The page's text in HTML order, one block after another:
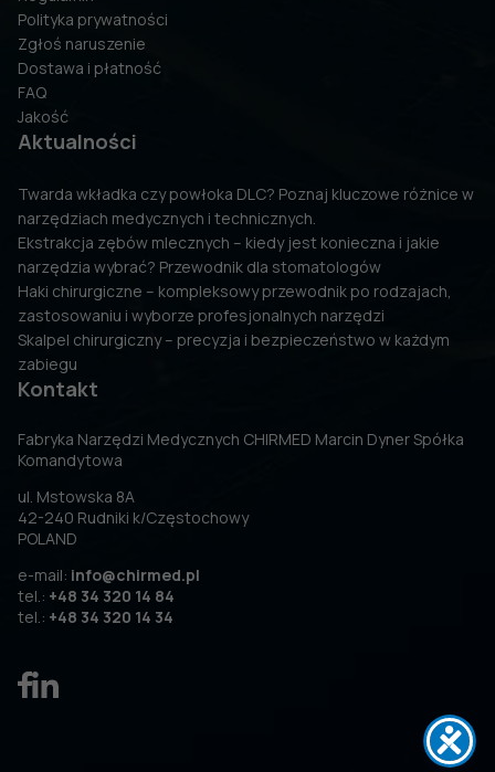
Polityka prywatności
Zgłoś naruszenie
Dostawa i płatność
FAQ
Jakość
Aktualności
Twarda wkładka czy powłoka DLC? Poznaj kluczowe różnice w
narzędziach medycznych i technicznych.
Ekstrakcja zębów mlecznych – kiedy jest konieczna i jakie
narzędzia wybrać? Przewodnik dla stomatologów
Haki chirurgiczne – kompleksowy przewodnik po rodzajach,
zastosowaniu i wyborze profesjonalnych narzędzi
Skalpel chirurgiczny – precyzja i bezpieczeństwo w każdym
zabiegu
Kontakt
Fabryka Narzędzi Medycznych CHIRMED Marcin Dyner Spółka
Komandytowa
ul. Mstowska 8A
42-240 Rudniki k/Częstochowy
POLAND
e-mail: info@chirmed.pl
tel.: +48 34 320 14 84
tel.: +48 34 320 14 34